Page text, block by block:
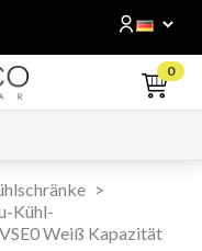
0
Kühl-
Weiß Kapazität